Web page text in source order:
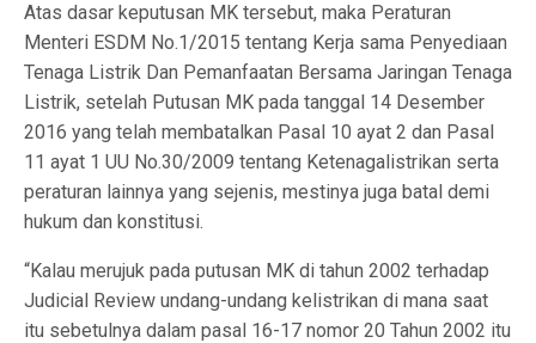
Atas dasar keputusan MK tersebut, maka Peraturan
Menteri ESDM No.1/2015 tentang Kerja sama Penyediaan
Tenaga Listrik Dan Pemanfaatan Bersama Jaringan Tenaga
Listrik, setelah Putusan MK pada tanggal 14 Desember
2016 yang telah membatalkan Pasal 10 ayat 2 dan Pasal
11 ayat 1 UU No.30/2009 tentang Ketenagalistrikan serta
peraturan lainnya yang sejenis, mestinya juga batal demi
hukum dan konstitusi.
“Kalau merujuk pada putusan MK di tahun 2002 terhadap
Judicial Review undang-undang kelistrikan di mana saat
itu sebetulnya dalam pasal 16-17 nomor 20 Tahun 2002 itu